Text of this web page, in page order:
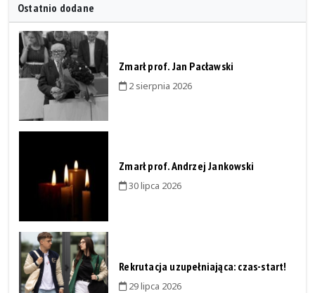
Ostatnio dodane
Zmarł prof. Jan Pacławski
2 sierpnia 2026
Zmarł prof. Andrzej Jankowski
30 lipca 2026
Rekrutacja uzupełniająca: czas-start!
29 lipca 2026